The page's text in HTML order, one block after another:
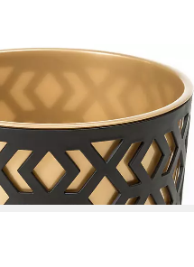
für Zimmerpflanzen 19/25 cm
Küche und Balkon
bei dir